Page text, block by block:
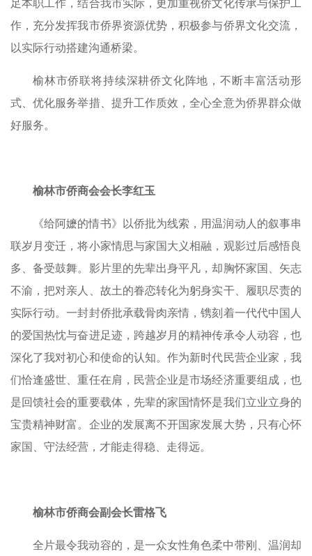
足本职工作，结合我市实际，更加重视侨文化传承与保护工
作，充分发挥我市侨界资源优势，积极参与侨界文化交流，
以实际行动搭建沟通桥梁。
榆林市侨联将持续深耕侨文化阵地，不断丰富活动形
式、优化服务举措、提升工作质效，全心全意为侨界群众做
好服务。
榆林市侨商会会长李红玉
《给阿嬷的情书》以侨批为线索，用温润动人的叙事串
联岁月变迁，将小家情思与家国大义相融，观影过后感悟良
多、备受鼓舞。影片里的先辈出身平凡，却胸怀家国、矢志
不渝，把对亲人、故土的眷恋转化为躬身实干、履职尽责的
实际行动。一封封侨批承载骨肉亲情，镌刻着一代代中国人
的爱国热忱与奋进足迹，跨越岁月的精神传承令人动容，也
深化了我对初心和使命的认知。作为新时代民营企业家，我
们恰逢盛世、重任在肩，民营企业是市场经济重要组成，也
是回馈社会的重要载体，先辈的家国情怀是我们立业立身的
宝贵精神财富。企业的发展离不开国家发展大势，只有心怀
家国、守法经营，才能走得稳、走得远。
榆林市侨商会副会长雷格飞
全片最令我动容的，是一众女性角色柔中带刚、温润却